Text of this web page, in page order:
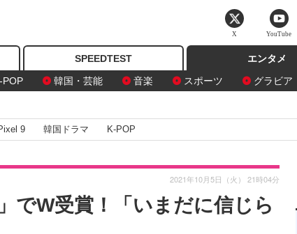
SPEEDTEST
エンタメ
POP 韓国・芸能 音楽 スポーツ グラビア
9 韓国ドラマ K-POP
でW受賞！「いまだに信じら
2021年10月5日（火） 21時04分
X YouTube